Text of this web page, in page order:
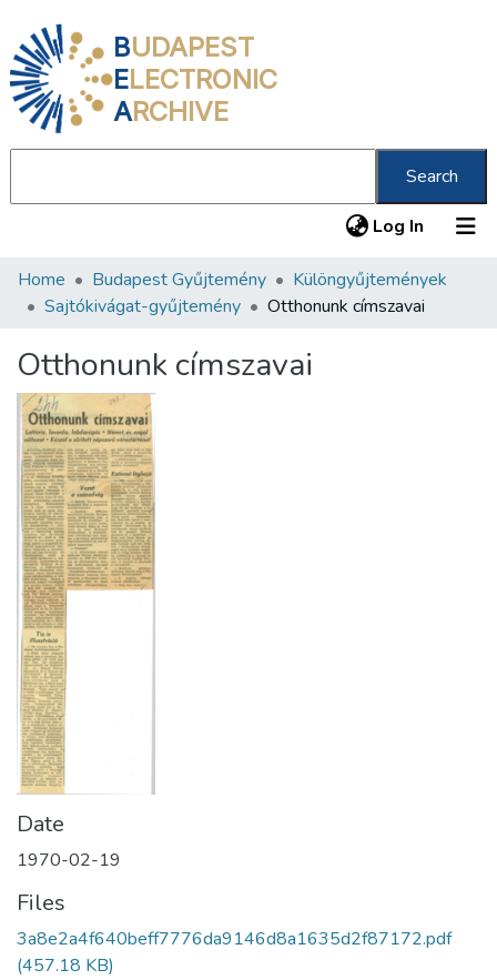
BUDAPEST
ELECTRONIC
ARCHIVE
Search
Log In (current)
Communities & Collections
Statistics
About us
Home Budapest Gyűjtemény
Különgyűjtemények
Sajtókivágat-gyűjtemény
Otthonunk címszavai
Otthonunk címszavai
Date
1970-02-19
Files
3a8e2a4f640beff7776da9146d8a1635d2f87172.pdf
(457.18 KB)